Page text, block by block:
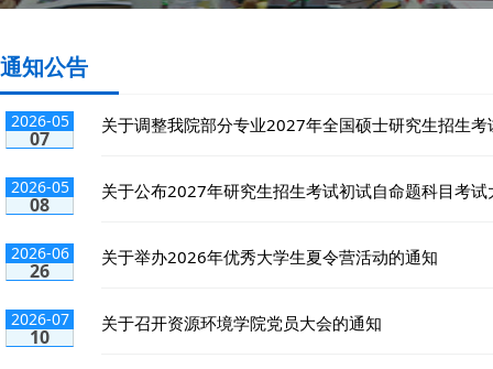
通知公告
2026-05
07
关于调整我院部分专业2027年全国硕士研究生招生考
2026-05
08
关于公布2027年研究生招生考试初试自命题科目考试
2026-06
26
关于举办2026年优秀大学生夏令营活动的通知
2026-07
10
关于召开资源环境学院党员大会的通知